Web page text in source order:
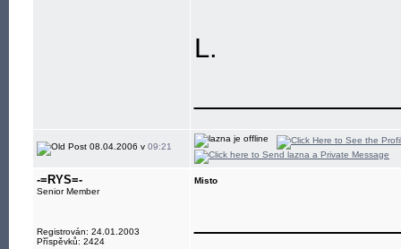
L.
08.04.2006 v 09:21
-=RYS=-
Senior Member
Registrován: 24.01.2003
Příspěvků: 2424
Misto